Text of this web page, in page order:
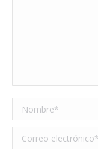
Nombre *
Correo electrónico *